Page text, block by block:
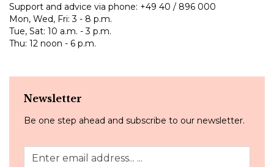
Support and advice via phone: +49 40 / 896 000
Mon, Wed, Fri: 3 - 8 p.m.
Tue, Sat: 10 a.m. - 3 p.m.
Thu: 12 noon - 6 p.m.
Newsletter
Be one step ahead and subscribe to our newsletter.